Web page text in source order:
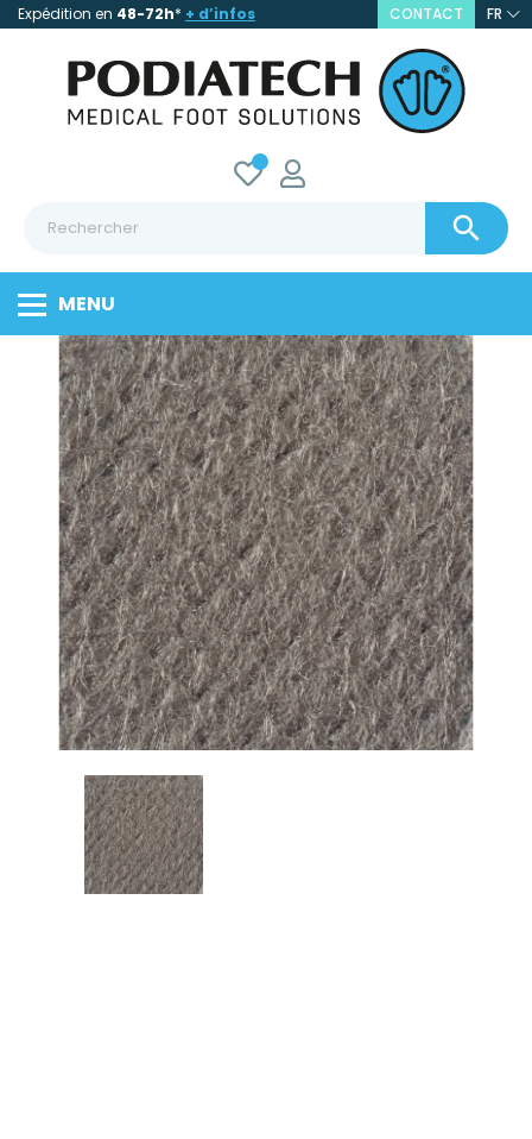
Expédition en 48-72h* + d’infos CONTACT FR

MENU